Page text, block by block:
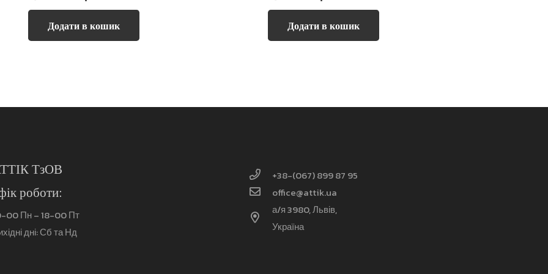
Додати в кошик Додати в кошик
ТзОВ
роботи:
00 Пн – 18-00 Пт
дні: Сб та Нд
+38-(067) 899 87 95
office@attik.ua
а/я 3980, Львів,
Україна